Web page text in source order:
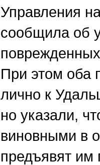
Управления
сообщила об
При этом оба
лично к
но указали,
виновными в
предъявят им